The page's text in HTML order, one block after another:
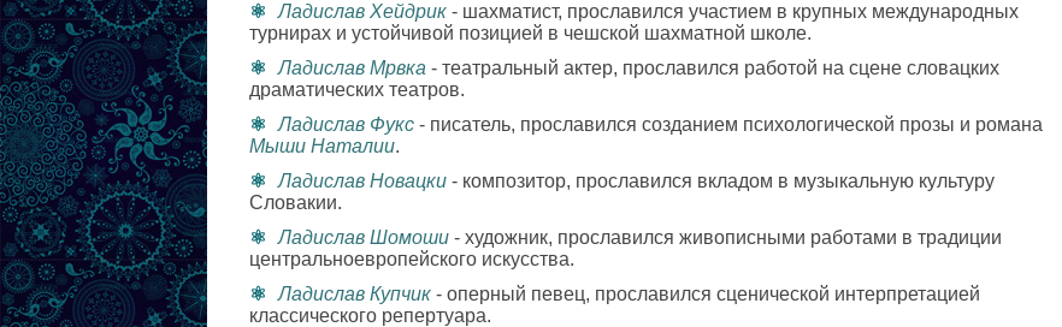
Ладислав Хейдрик - шахматист, прославился участием в крупных международных
турнирах и устойчивой позицией в чешской шахматной школе.
Ладислав Мрвка - театральный актер, прославился работой на сцене словацких
драматических театров.
Ладислав Фукс - писатель, прославился созданием психологической прозы и романа
Мыши Наталии.
Ладислав Новацки - композитор, прославился вкладом в музыкальную культуру
Словакии.
Ладислав Шомоши - художник, прославился живописными работами в традиции
центральноевропейского искусства.
Ладислав Купчик - оперный певец, прославился сценической интерпретацией
классического репертуара.